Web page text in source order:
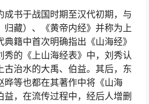
成书于战国时期至汉代初期，与
归藏）、《黄帝内经》并称为上
籍中首次明确指出《山海经》
秀的《上山海经表》中，刘秀认
古治水的大禹、伯益。其后，东
晔等也都在其著作中将《山海
益，在流传过程中，经后人增删